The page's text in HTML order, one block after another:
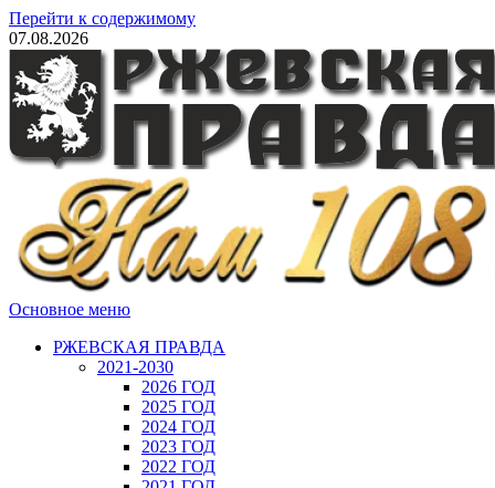
Перейти к содержимому
07.08.2026
Основное меню
РЖЕВСКАЯ ПРАВДА
2021-2030
2026 ГОД
2025 ГОД
2024 ГОД
2023 ГОД
2022 ГОД